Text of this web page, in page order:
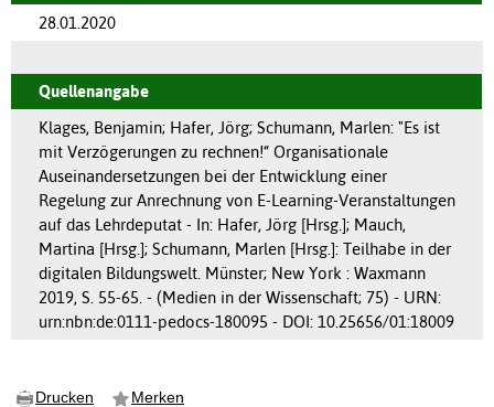
28.01.2020
Quellenangabe
Klages, Benjamin; Hafer, Jörg; Schumann, Marlen: "Es ist
mit Verzögerungen zu rechnen!“ Organisationale
Auseinandersetzungen bei der Entwicklung einer
Regelung zur Anrechnung von E-Learning-Veranstaltungen
auf das Lehrdeputat - In: Hafer, Jörg [Hrsg.]; Mauch,
Martina [Hrsg.]; Schumann, Marlen [Hrsg.]: Teilhabe in der
digitalen Bildungswelt. Münster; New York : Waxmann
2019, S. 55-65. - (Medien in der Wissenschaft; 75) - URN:
urn:nbn:de:0111-pedocs-180095 - DOI: 10.25656/01:18009
Drucken Merken